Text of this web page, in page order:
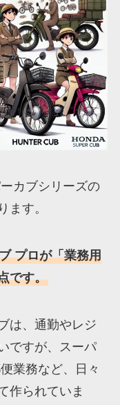
カブシリーズの
ます。
プロが「業務用
です。
は、通勤やレジ
ですが、スーパ
業務など、日々
作られていま